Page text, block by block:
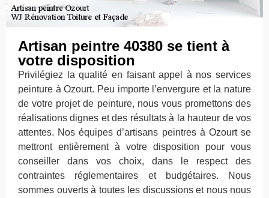
Artisan peintre 40380 se tient à
votre disposition
Privilégiez la qualité en faisant appel à nos services
peinture à Ozourt. Peu importe l’envergure et la nature
de votre projet de peinture, nous vous promettons des
réalisations dignes et des résultats à la hauteur de vos
attentes. Nos équipes d’artisans peintres à Ozourt se
mettront entièrement à votre disposition pour vous
conseiller dans vos choix, dans le respect des
contraintes réglementaires et budgétaires. Nous
sommes ouverts à toutes les discussions et nous nous